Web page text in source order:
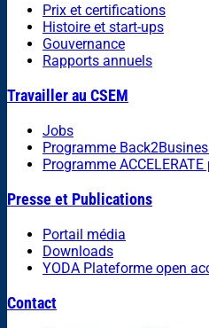
Prix et certifications
Histoire et start-ups
Gouvernance
Rapports annuels
Travailler au CSEM
Jobs
Programme
Programme
Presse et Publications
Portail média
Downloads
YODA Plateforme open
Contact